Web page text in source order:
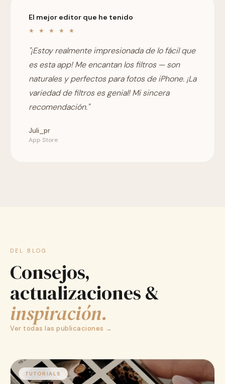
El mejor editor que he tenido
★ ★ ★ ★ ★
"¡Estoy realmente impresionada de lo fácil que
es esta app! Me encantan los filtros — son
naturales y perfectos para fotos de iPhone. ¡La
variedad de filtros es genial! Mi sincera
recomendación."
Juli_pr
App Store
DEL BLOG
Consejos,
actualizaciones &
inspiración.
Ver todas las publicaciones →
TUTORIALS